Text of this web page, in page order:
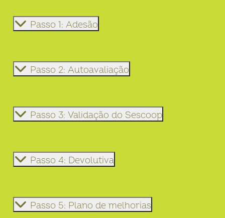
Passo 1: Adesão
Passo 2: Autoavaliação
Passo 3: Validação do Sescoop
Passo 4: Devolutiva
Passo 5: Plano de melhorias